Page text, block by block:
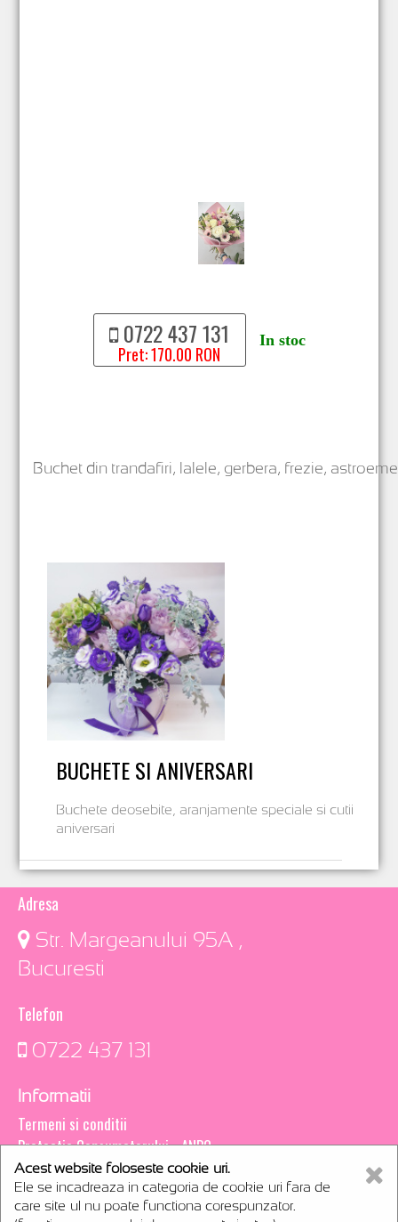
0722 437 131
Pret: 170.00 RON
In stoc
Buchet din trandafiri, lalele, gerbera, frezie,
BUCHETE SI ANIVERSARI
Buchete deosebite, aranjamente speciale si cutii
aniversari
Adresa
​ Str. Margeanului 95A ,
Bucuresti
Telefon
0722 437 131
Informatii
Termeni si conditii
Protectia Consumatorului - ANPC
Creare magazin online
webCsoft
rentals
Acest website foloseste cookie-uri.
Ele se incadreaza in categoria de cookie-uri fara de
care site-ul nu poate functiona corespunzator.